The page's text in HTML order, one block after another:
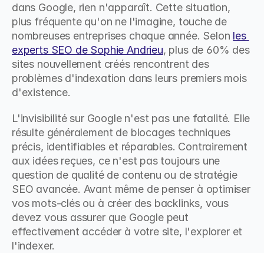
dans Google, rien n'apparaît. Cette situation,
plus fréquente qu'on ne l'imagine, touche de
nombreuses entreprises chaque année. Selon les
experts SEO de Sophie Andrieu, plus de 60% des
sites nouvellement créés rencontrent des
problèmes d'indexation dans leurs premiers mois
d'existence.
L'invisibilité sur Google n'est pas une fatalité. Elle
résulte généralement de blocages techniques
précis, identifiables et réparables. Contrairement
aux idées reçues, ce n'est pas toujours une
question de qualité de contenu ou de stratégie
SEO avancée. Avant même de penser à optimiser
vos mots-clés ou à créer des backlinks, vous
devez vous assurer que Google peut
effectivement accéder à votre site, l'explorer et
l'indexer.